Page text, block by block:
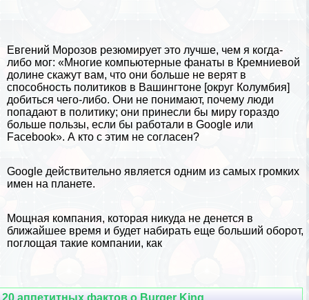
Евгений Морозов резюмирует это лучше, чем я когда-
либо мог: «Многие компьютерные фанаты в Кремниевой
долине скажут вам, что они больше не верят в
способность политиков в Вашингтоне [округ Колумбия]
добиться чего-либо. Они не понимают, почему люди
попадают в политику; они принесли бы миру гораздо
больше пользы, если бы работали в Google или
Facebook». А кто с этим не согласен?
Google действительно является одним из самых громких
имен на планете.
Мощная компания, которая никуда не денется в
ближайшее время и будет набирать еще больший оборот,
поглощая такие компании, как
20 аппетитных фактов о Burger King